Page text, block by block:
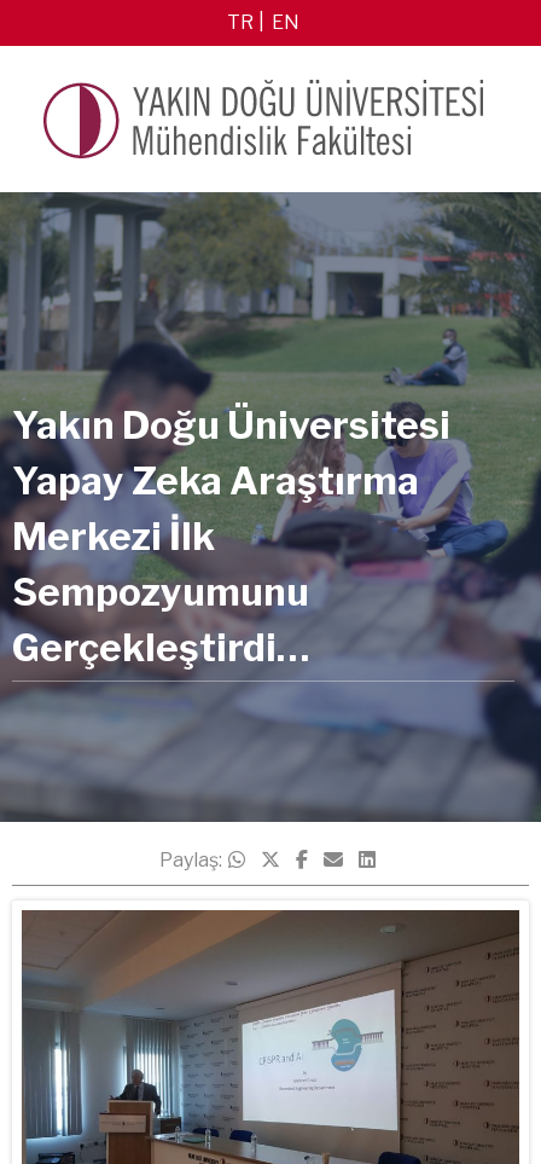
TR EN
Yakın Doğu Üniversitesi
Yapay Zeka Araştırma
Merkezi İlk
Sempozyumunu
Gerçekleştirdi…
Paylaş: